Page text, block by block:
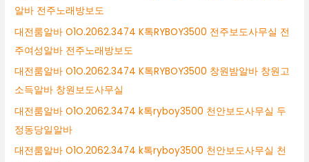
알바 전주노래방보도
대전룸알바 O1O.2062.3474 K톡RYBOY3500 전주보도사무실 전
주여성알바 전주노래방보도
대전룸알바 O1O.2062.3474 K톡RYBOY3500 창원밤알바 창원고
소득알바 창원보도사무실
대전룸알바 O1O.2062.3474 k톡ryboy3500 천안보도사무실 두
정동당일알바
대전룸알바 O1O.2062.3474 k톡ryboy3500 천안보도사무실 천